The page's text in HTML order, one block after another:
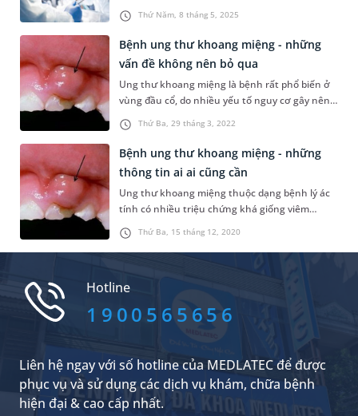
Thứ Năm, 8 tháng 5, 2025
ảnh hưởng nghiêm trọng đến sức khỏe và chất
lượng cuộc sống của người bệnh. Việc phát
hiện sớm và điều trị kịp thời có thể giúp cải
thiện đáng kể tiên lượng sống. Bài viết dưới đây
sẽ cung cấp cái nhìn tổng qu...
Thứ Ba, 29 tháng 3, 2022
Bệnh ung thư khoang miệng - những
vấn đề không nên bỏ qua
Ung thư khoang miệng là bệnh rất phổ biến ở
vùng đầu cổ, do nhiều yếu tố nguy cơ gây nên.
Phát hiện để điều trị bệnh càng sớm thì tiên
lượng càng tốt; ngược lại, khi bệnh đã đến giai
đoạn muộn mới được điều trị thì thời gian sống
của người bệnh sẽ không được nhiều.
Thứ Ba, 15 tháng 12, 2020
Bệnh ung thư khoang miệng - những
thông tin ai ai cũng cần
Ung thư khoang miệng thuộc dạng bệnh lý ác
tính có nhiều triệu chứng khá giống viêm
nhiễm ở miệng nên nhiều người nhầm lẫn,
phát hiện khi bệnh đã ở giai đoạn muộn. Đây
cũng chính là lý do khiến việc điều trị khó đạt
Hotline
1900565656
Liên hệ ngay với số hotline của MEDLATEC để được
phục vụ và sử dụng các dịch vụ khám, chữa bệnh
hiện đại & cao cấp nhất.